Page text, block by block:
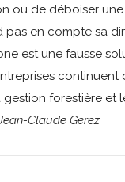
ou de déboiser
en compte sa
est une fausse
continuent
forestière et
Claude Gerez